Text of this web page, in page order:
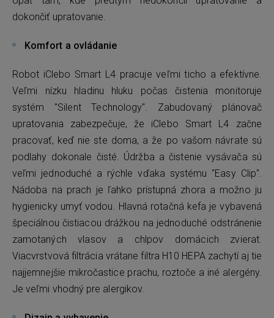
dokončiť upratovanie.
Komfort a ovládanie
Robot iClebo Smart L4 pracuje veľmi ticho a efektívne.
Veľmi nízku hladinu hluku počas čistenia monitoruje
systém "Silent Technology". Zabudovaný plánovač
upratovania zabezpečuje, že iClebo Smart L4 začne
pracovať, keď nie ste doma, a že po vašom návrate sú
podlahy dokonale čisté. Údržba a čistenie vysávača sú
veľmi jednoduché a rýchle vďaka systému "Easy Clip".
Nádoba na prach je ľahko prístupná zhora a možno ju
hygienicky umyť vodou. Hlavná rotačná kefa je vybavená
špeciálnou čistiacou drážkou na jednoduché odstránenie
zamotaných vlasov a chlpov domácich zvierat.
Viacvrstvová filtrácia vrátane filtra H10 HEPA zachytí aj tie
najjemnejšie mikročastice prachu, roztoče a iné alergény.
Je veľmi vhodný pre alergikov.